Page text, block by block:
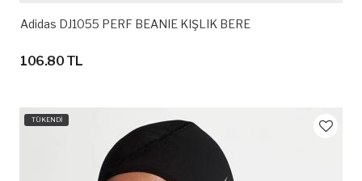
Adidas DJ1055 PERF BEANIE KIŞLIK BERE
106.80 TL
TÜKENDİ